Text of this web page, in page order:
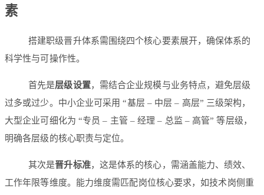
素
搭建职级晋升体系需围绕四个核心要素展开，确保体系的
科学性与可操作性。
首先是层级设置，需结合企业规模与业务特点，避免层级
过多或过少。中小企业可采用 “基层 – 中层 – 高层” 三级架构，
大型企业可细化为 “专员 – 主管 – 经理 – 总监 – 高管” 等层级，
明确各层级的核心职责与定位。
其次是晋升标准，这是体系的核心，需涵盖能力、绩效、
工作年限等维度。能力维度需匹配岗位核心要求，如技术岗侧重